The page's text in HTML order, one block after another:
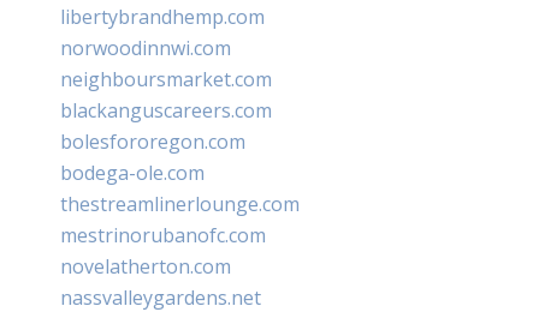
libertybrandhemp.com
norwoodinnwi.com
neighboursmarket.com
blackanguscareers.com
bolesfororegon.com
bodega-ole.com
thestreamlinerlounge.com
mestrinorubanofc.com
novelatherton.com
nassvalleygardens.net